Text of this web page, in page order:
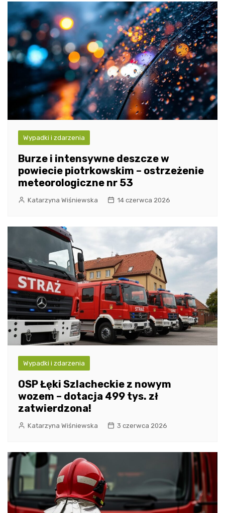
Wypadki i zdarzenia
Burze i intensywne deszcze w
powiecie piotrkowskim – ostrzeżenie
meteorologiczne nr 53
Katarzyna Wiśniewska 14 czerwca 2026
Wypadki i zdarzenia
OSP Łęki Szlacheckie z nowym
wozem – dotacja 499 tys. zł
zatwierdzona!
Katarzyna Wiśniewska 3 czerwca 2026